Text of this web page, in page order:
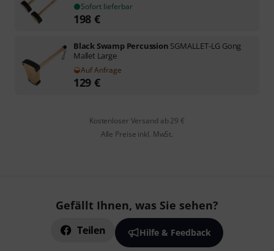
Sofort lieferbar
198 €
Black Swamp Percussion SGMALLET-LG Gong
Mallet Large
Auf Anfrage
129 €
Kostenloser Versand ab 29 €
Alle Preise inkl. MwSt.
Gefällt Ihnen, was Sie sehen?
Teilen Hilfe & Feedback